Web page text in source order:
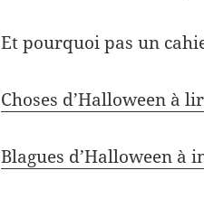
Et pourquoi pas un
Choses d’Halloween à
Blagues d’Halloween à